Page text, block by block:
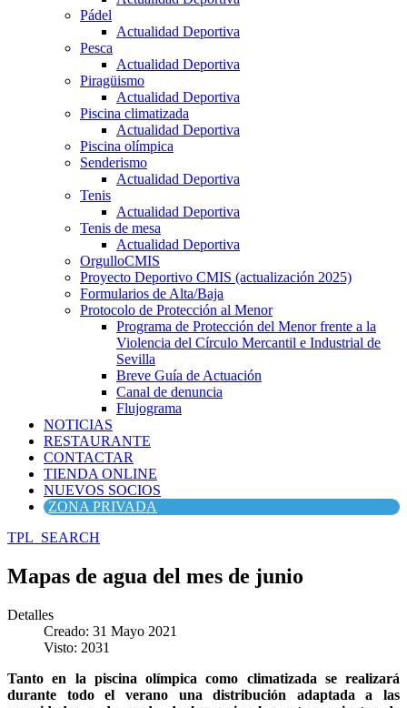
Pádel
Actualidad Deportiva
Pesca
Actualidad Deportiva
Piragüismo
Actualidad Deportiva
Piscina climatizada
Actualidad Deportiva
Piscina olímpica
Senderismo
Actualidad Deportiva
Tenis
Actualidad Deportiva
Tenis de mesa
Actualidad Deportiva
OrgulloCMIS
Proyecto Deportivo CMIS (actualización 2025)
Formularios de Alta/Baja
Protocolo de Protección al Menor
Programa de Protección del Menor frente a la
Violencia del Círculo Mercantil e Industrial de
Sevilla
Breve Guía de Actuación
Canal de denuncia
Flujograma
NOTICIAS
RESTAURANTE
CONTACTAR
TIENDA ONLINE
NUEVOS SOCIOS
ZONA PRIVADA
TPL_SEARCH
Mapas de agua del mes de junio
Detalles
Creado: 31 Mayo 2021
Visto: 2031
Tanto en la piscina olímpica como climatizada se realizará
durante todo el verano una distribución adaptada a las